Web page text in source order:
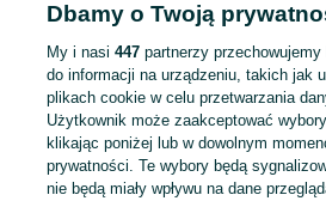
Drzwi
1 660 zł
Jelenia Góra,
Odświeżono
Dbamy o Twoją
My i nasi 447partnerzy
do informacji na urządzeniu, takich jak
plikach cookie w celu przetwarzania
Użytkownik może zaakceptować
klikając poniżej lub w dowolnym
prywatności. Te wybory będą
nie będą miały wpływu na dane